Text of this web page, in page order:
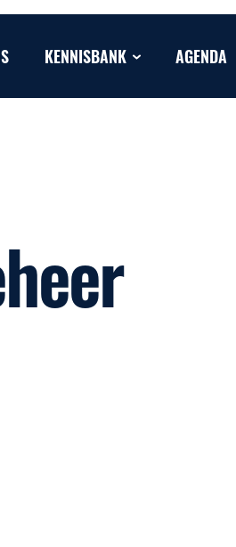
KENNISBANK AGENDA